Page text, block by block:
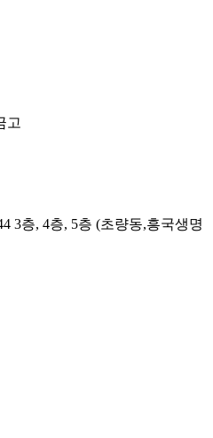
고
3층, 4층, 5층 (초량동,흥국생명